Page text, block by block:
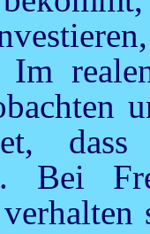
Im
Bei